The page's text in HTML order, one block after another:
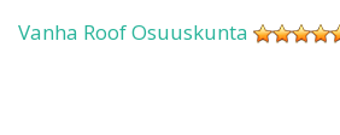
Vanha Roof Osuuskunta